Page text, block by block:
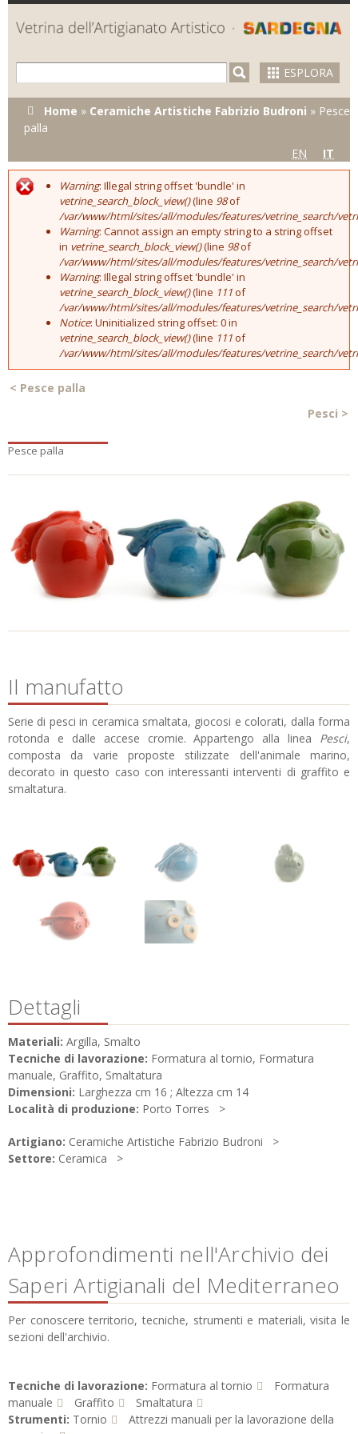
Skip to
main
content
ESPLORA
Tu sei qui
Home » Ceramiche Artistiche Fabrizio Budroni » Pesce
palla
EN
IT
Error message
Warning: Illegal string offset 'bundle' in
vetrine_search_block_view()(line 98of
/var/www/html/sites/all/modules/features/vetrine_search/
Warning: Cannot assign an empty string to a string offset
in vetrine_search_block_view()(line 98of
/var/www/html/sites/all/modules/features/vetrine_search/
Warning: Illegal string offset 'bundle' in
vetrine_search_block_view()(line 111of
/var/www/html/sites/all/modules/features/vetrine_search/
Notice: Uninitialized string offset: 0 in
vetrine_search_block_view()(line 111of
/var/www/html/sites/all/modules/features/vetrine_search/
< Pesce palla
Pesci >
Pesce palla
Il manufatto
Serie di pesci in ceramica smaltata, giocosi e colorati, dalla forma
rotonda e dalle accese cromie. Appartengo alla linea Pesci,
composta da varie proposte stilizzate dell'animale marino,
decorato in questo caso con interessanti interventi di graffito e
smaltatura.
Dettagli
Materiali: Argilla, Smalto
Tecniche di lavorazione: Formatura al tornio, Formatura
manuale, Graffito, Smaltatura
Dimensioni: Larghezza cm 16 ; Altezza cm 14
Località di produzione: Porto Torres
Artigiano: Ceramiche Artistiche Fabrizio Budroni
Settore: Ceramica
Approfondimenti nell'Archivio dei
Saperi Artigianali del Mediterraneo
Per conoscere territorio, tecniche, strumenti e materiali, visita le
sezioni dell'archivio.
Tecniche di lavorazione: Formatura al tornio
Formatura
manuale
Graffito
Smaltatura
Strumenti: Tornio
Attrezzi manuali per la lavorazione della